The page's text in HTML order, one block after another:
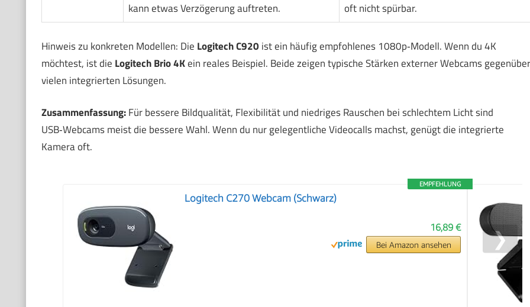
kann etwas Verzögerung auftreten.
oft nicht spürbar.
Hinweis zu konkreten Modellen: Die Logitech C920 ist ein häufig empfohlenes 1080p‑Modell. Wenn du 4K
möchtest, ist die Logitech Brio 4Kein reales Beispiel. Beide zeigen typische Stärken externer Webcams gegenüber
vielen integrierten Lösungen.
Zusammenfassung:Für bessere Bildqualität, Flexibilität und niedriges Rauschen bei schlechtem Licht sind
USB‑Webcams meist die bessere Wahl. Wenn du nur gelegentliche Videocalls machst, genügt die integrierte
Kamera oft.
EMPFEHLUNG
Logitech C270 Webcam (Schwarz)
16,89 €
Bei Amazon ansehen ❯